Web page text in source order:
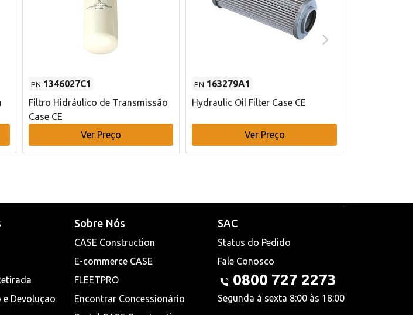
PN 1346027C1
Filtro Hidráulico de Transmissão
Case CE
Ver Preço
PN 163279A1
Hydraulic Oil Filter Case CE
Ver Preço
e Devoluçao
Sobre Nós
CASE Construction
E-commerce CASE
FLEETPRO
Encontrar Concessionário
SAC
Status do Pedido
Fale Conosco
0800 727 2273
Segunda à sexta 8:00 às 18:00